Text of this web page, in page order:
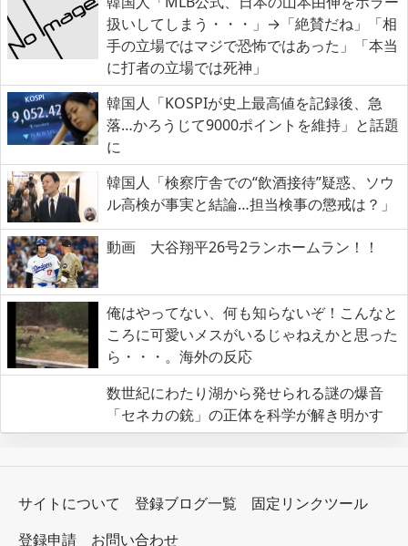
扱いしてしまう・・・」→「絶賛だね」「相
手の立場ではマジで恐怖ではあった」「本当
に打者の立場では死神」
韓国人「KOSPIが史上最高値を記録後、急
落…かろうじて9000ポイントを維持」と話題
に
韓国人「検察庁舎での“飲酒接待”疑惑、ソウ
ル高検が事実と結論…担当検事の懲戒は？」
動画 大谷翔平26号2ランホームラン！！
俺はやってない、何も知らないぞ！こんなと
ころに可愛いメスがいるじゃねえかと思った
ら・・・。海外の反応
数世紀にわたり湖から発せられる謎の爆音
「セネカの銃」の正体を科学が解き明かす
サイトについて 登録ブログ一覧
固定リンクツール
登録申請
お問い合わせ